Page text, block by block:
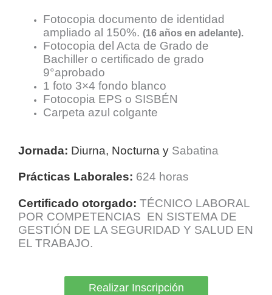
Fotocopia documento de identidad
ampliado al 150%.(16 años en adelante).
Fotocopia del Acta de Grado de
Bachiller o certificado de grado
9°aprobado
1 foto 3×4 fondo blanco
Fotocopia EPS o SISBÉN
Carpeta azul colgante
Jornada: Diurna, Nocturna y Sabatina
Prácticas Laborales: 624 horas
Certificado otorgado: TÉCNICO LABORAL
POR COMPETENCIAS EN SISTEMA DE
GESTIÓN DE LA SEGURIDAD Y SALUD EN
EL TRABAJO.
Realizar Inscripción